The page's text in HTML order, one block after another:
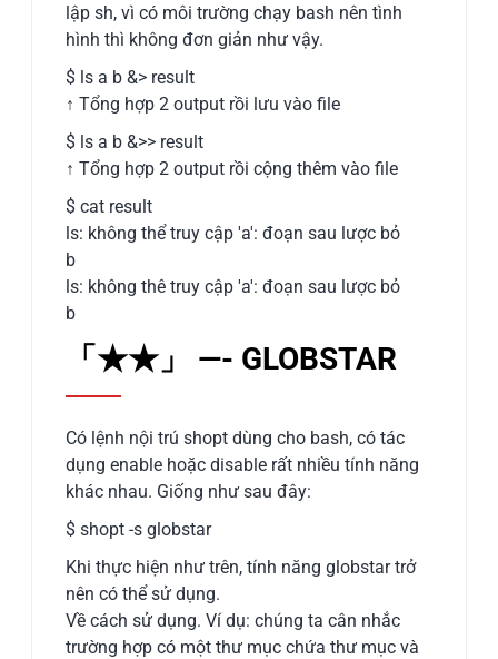
lập sh, vì có môi trường chạy bash nên tình
hình thì không đơn giản như vậy.
$ ls a b &> result
↑ Tổng hợp 2 output rồi lưu vào file
$ ls a b &>> result
↑ Tổng hợp 2 output rồi cộng thêm vào file
$ cat result
ls: không thể truy cập 'a': đoạn sau lược bỏ
b
ls: không thê truy cập 'a': đoạn sau lược bỏ
b
「★★」 —- GLOBSTAR
Có lệnh nội trú shopt dùng cho bash, có tác
dụng enable hoặc disable rất nhiều tính năng
khác nhau. Giống như sau đây:
$ shopt -s globstar
Khi thực hiện như trên, tính năng globstar trở
nên có thể sử dụng.
Về cách sử dụng. Ví dụ: chúng ta cân nhắc
trường hợp có một thư mục chứa thư mục và